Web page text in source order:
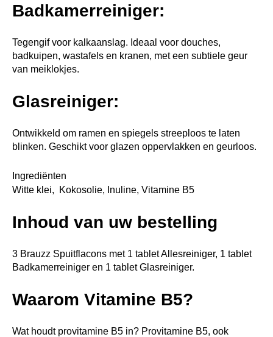
Badkamerreiniger:
Tegengif voor kalkaanslag. Ideaal voor douches,
badkuipen, wastafels en kranen, met een subtiele geur
van meiklokjes.
Glasreiniger:
Ontwikkeld om ramen en spiegels streeploos te laten
blinken. Geschikt voor glazen oppervlakken en geurloos.
Ingrediënten
Witte klei, Kokosolie, Inuline, Vitamine B5
Inhoud van uw bestelling
3 Brauzz Spuitflacons met 1 tablet Allesreiniger, 1 tablet
Badkamerreiniger en 1 tablet Glasreiniger.
Waarom Vitamine B5?
Wat houdt provitamine B5 in? Provitamine B5, ook